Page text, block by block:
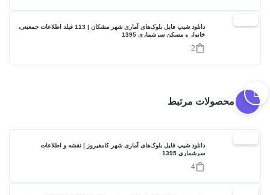
دانلود شیپ فایل بلوک‌های آماری شهر مشکان | 113 فیلد اطلاعات جمعیتی،
خانوار و مسکن سرشماری 1395
2
محصولات مرتبط
دانلود شیپ فایل بلوک‌های آماری شهر کامفیروز | نقشه و اطلاعات
سرشماری 1395
4